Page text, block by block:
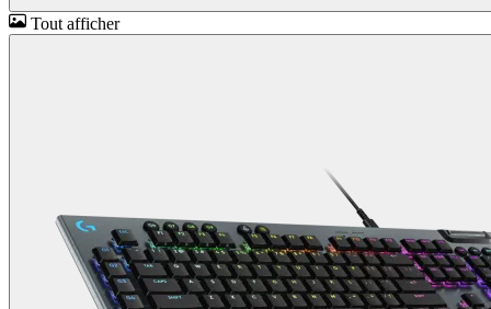
Tout afficher